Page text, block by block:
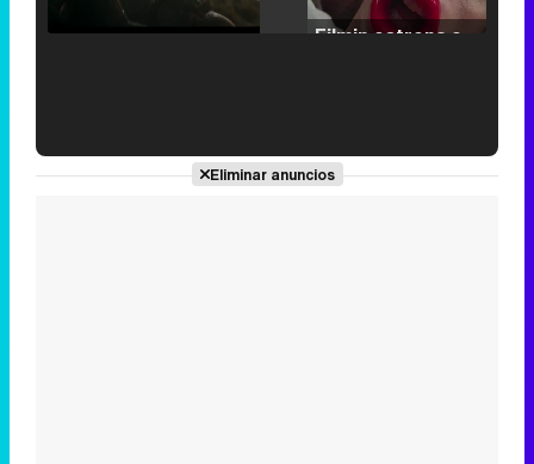
Unmute /
'120 Minutos' celebra sus 2.000 programas en Telemadrid con un vídeo del día a día en la redacción
Eliminar anuncios